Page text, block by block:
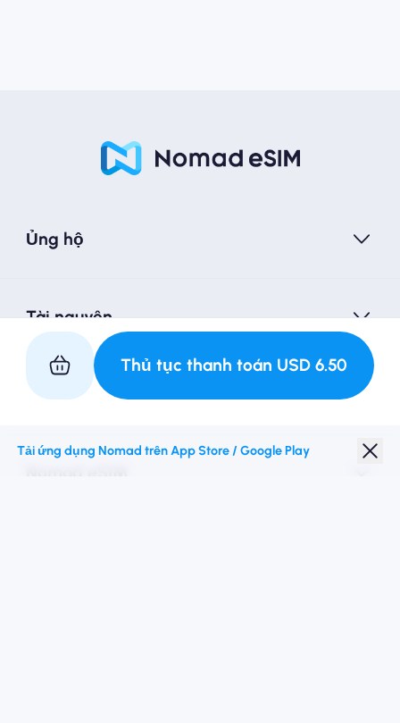
Thủ tục thanh toán USD6.50
Ủng hộ
Tài nguyên
Hợp tác với chúng tôi
Tải ứng dụng Nomad trên App Store / Google Play